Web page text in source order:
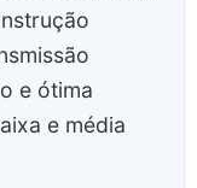
e ótima
e média